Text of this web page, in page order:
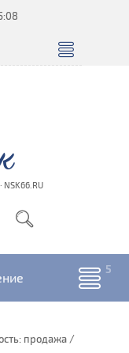
NSK66.RU
продажа /